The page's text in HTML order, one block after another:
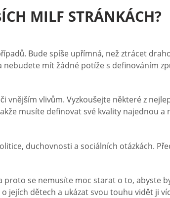
MILF STRÁNKÁCH?
Bude spíše upřímná, než ztrácet
mít žádné potíže s definováním
vlivům. Vyzkoušejte některé z
musíte definovat své kvality najednou
duchovnosti a sociálních otázkách.
se nemusíte moc starat o to, abyste
jejích dětech a ukázat svou touhu vidět ji